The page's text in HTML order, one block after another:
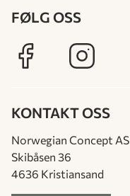
FØLG OSS
KONTAKT OSS
Norwegian Concept AS
Skibåsen 36
4636 Kristiansand